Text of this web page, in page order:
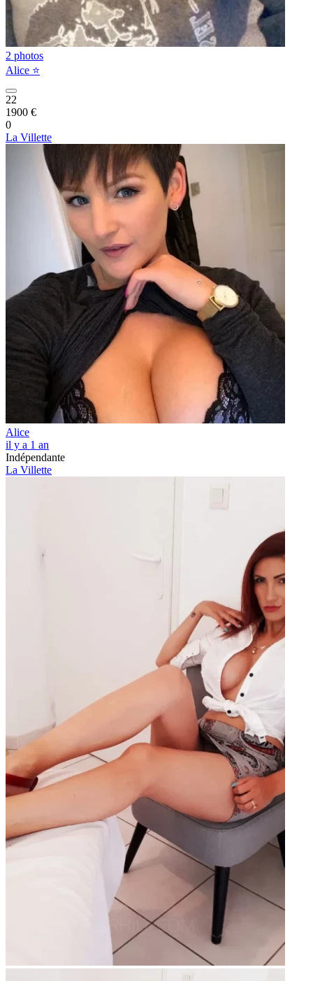
2 photos
Alice ⭐️
22
1900 €
0
La Villette
Alice
il y a 1 an
Indépendante
La Villette